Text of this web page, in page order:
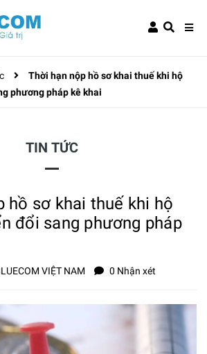
Thời hạn nộp hồ sơ khai thuế khi hộ
phương pháp kê khai
TIN TỨC
hồ sơ khai thuế khi hộ
đổi sang phương pháp
VIỆT NAM 0 Nhận xét